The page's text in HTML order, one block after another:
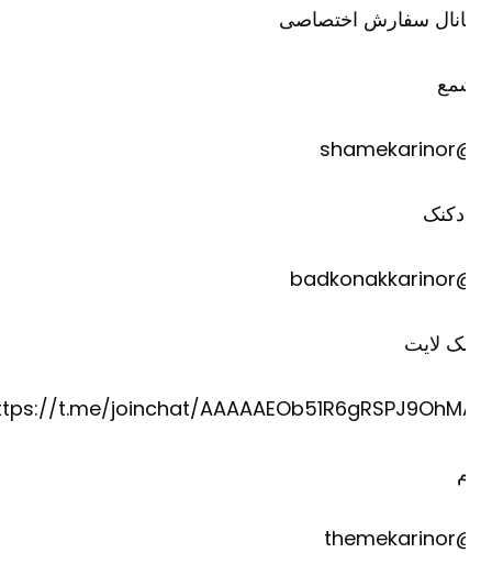
سفارش اختصاصی
لایت
https://t.me/joinchat/